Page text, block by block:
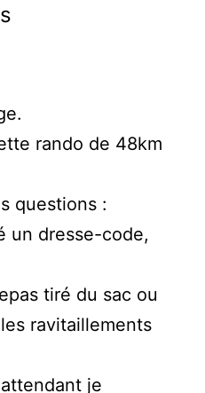
rando de 48km
questions :
un dresse-code,
tiré du sac ou
ravitaillements
je